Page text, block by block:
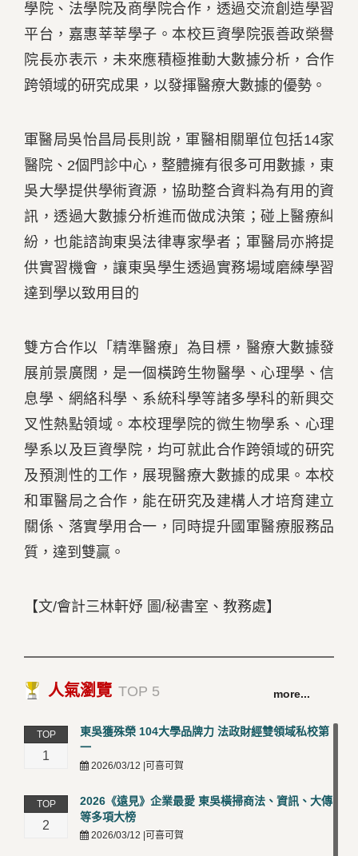
學院、法學院及商學院合作，透過交流創造學習
平台，嘉惠莘莘學子。本校巨資學院張善政榮譽
院長亦表示，未來應積極推動大數據分析，合作
跨領域的研究成果，以發揮醫療大數據的優勢。
軍醫局吳怡昌局長則說，軍醫相關單位包括14家
醫院、2個門診中心，整體擁有很多可用數據，東
吳大學提供學術資源，協助整合資料為有用的資
訊，透過大數據分析進而做成決策；碰上醫療糾
紛，也能諮詢東吳法律專家學者；軍醫局亦將提
供實習機會，讓東吳學生透過實務場域磨練學習
達到學以致用目的
雙方合作以「精準醫療」為目標，醫療大數據發
展前景廣闊，是一個橫跨生物醫學、心理學、信
息學、網絡科學、系統科學等諸多學科的新興交
叉性熱點領域。本校理學院的微生物學系、心理
學系以及巨資學院，均可就此合作跨領域的研究
及預測性的工作，展現醫療大數據的成果。本校
和軍醫局之合作，能在研究及建構人才培育建立
關係、落實學用合一，同時提升國軍醫療服務品
質，達到雙贏。
【文/會計三林軒妤 圖/秘書室、教務處】
人氣瀏覽 TOP 5 more...
TOP
1
東吳獲殊榮 104大學品牌力 法政財經雙領域私校第
一
2026/03/12 |可喜可賀
TOP
2
2026《遠見》企業最愛 東吳橫掃商法、資訊、大傳
等多項大榜
2026/03/12 |可喜可賀